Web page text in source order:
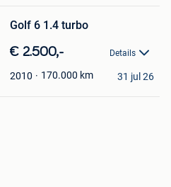
Golf 6 1.4 turbo
€ 2.500,- Details
2010 170.000 km 31 jul 26